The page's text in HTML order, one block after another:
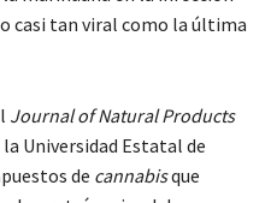
casi tan viral como la última
Journal of Natural Products
Universidad Estatal de
de cannabisque